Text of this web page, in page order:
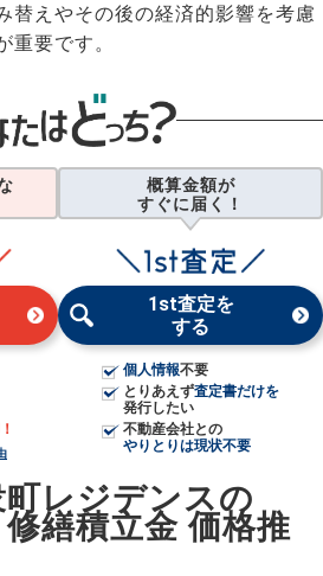
替えやその後の経済的影響を考慮
重要です。
概算金額が
すぐに届く！
1st査定を
する
個人情報不要
とりあえず査定書だけを
発行したい
不動産会社との
やりとりは現状不要
レジデンスの
繕積立金 価格推